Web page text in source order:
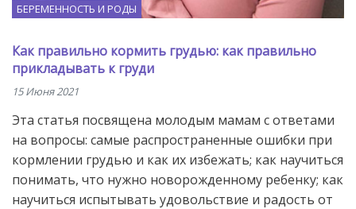
БЕРЕМЕННОСТЬ И РОДЫ
Как правильно кормить грудью: как правильно
прикладывать к груди
15 Июня 2021
Эта статья посвящена молодым мамам с ответами
на вопросы: самые распространенные ошибки при
кормлении грудью и как их избежать; как научиться
понимать, что нужно новорожденному ребенку; как
научиться испытывать удовольствие и радость от